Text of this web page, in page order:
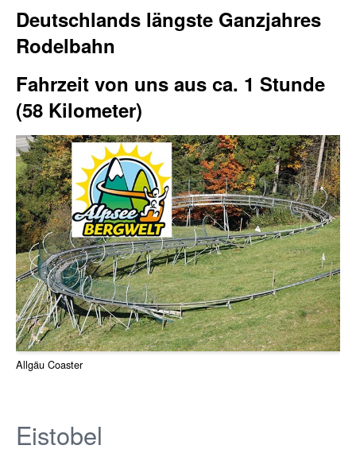
Deutschlands längste Ganzjahres
Rodelbahn
Fahrzeit von uns aus ca. 1 Stunde
(58 Kilometer)
Allgäu Coaster
Eistobel